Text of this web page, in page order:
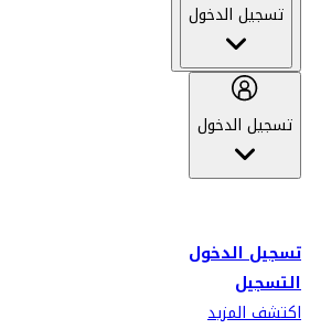
تسجيل الدخول
تسجيل الدخول
تسجيل الدخول
التسجيل
اكتشف المزيد